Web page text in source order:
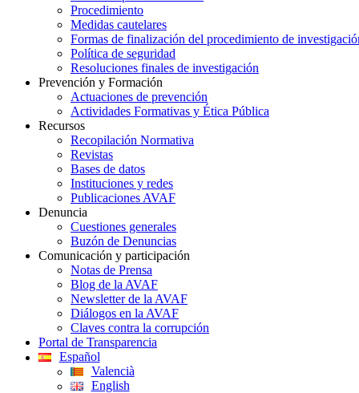
Procedimiento
Medidas cautelares
Formas de finalización del procedimiento de
Política de seguridad
Resoluciones finales de investigación
Prevención y Formación
Actuaciones de prevención
Actividades Formativas y Ética Pública
Recursos
Recopilación Normativa
Revistas
Bases de datos
Instituciones y redes
Publicaciones AVAF
Denuncia
Cuestiones generales
Buzón de Denuncias
Comunicación y participación
Notas de Prensa
Blog de la AVAF
Newsletter de la AVAF
Diálogos en la AVAF
Claves contra la corrupción
Portal de Transparencia
Español
Valencià
English